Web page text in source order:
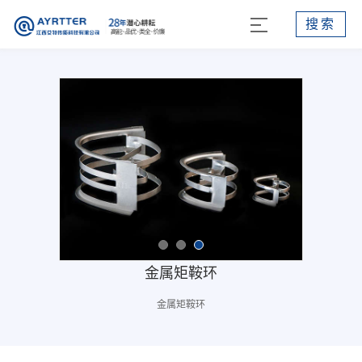
搜索
金属矩鞍环
金属矩鞍环